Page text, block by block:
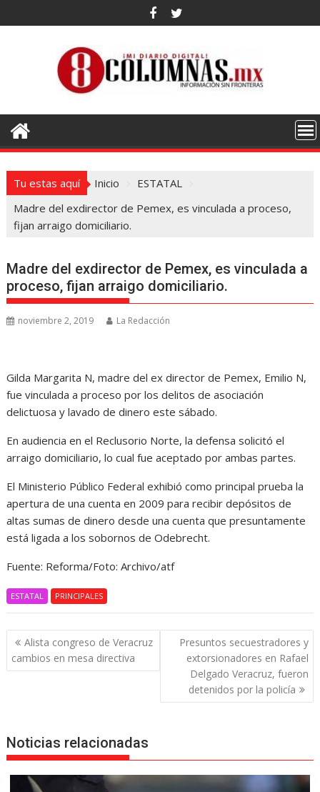
al
Tu estas aquí Inicio
ESTATAL
Madre del exdirector de Pemex, es vinculada a proceso,
fijan arraigo domiciliario.
Madre del exdirector de Pemex, es vinculada a
proceso, fijan arraigo domiciliario.
noviembre 2, 2019 La Redacción
Gilda Margarita N, madre del ex director de Pemex, Emilio N,
fue vinculada a proceso por los delitos de asociación
delictuosa y lavado de dinero este sábado.
En audiencia en el Reclusorio Norte, la defensa solicitó el
arraigo domiciliario, lo cual fue aceptado por ambas partes.
El Ministerio Público Federal exhibió como principal prueba la
apertura de una cuenta en 2009 para recibir depósitos de
altas sumas de dinero desde una cuenta que presuntamente
está ligada a los sobornos de Odebrecht.
Fuente: Reforma/Foto: Archivo/atf
ESTATAL PRINCIPALES
Navegación
de
entradas
Alista congreso de Veracruz
cambios en mesa directiva
Presuntos secuestradores y
extorsionadores en Rafael
Delgado Veracruz, fueron
detenidos por la policía
Noticias relacionadas